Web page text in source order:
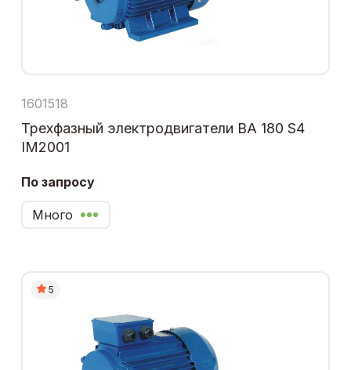
1601518
Трехфазный электродвигатели ВА 180 S4
IM2001
По запросу
Много
5